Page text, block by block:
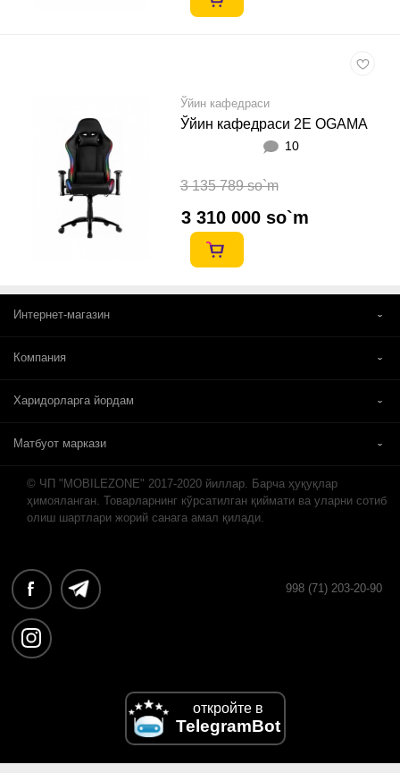
Ўйин кафедраси
Ўйин кафедраси 2E OGAMA
10
3 135 789 so`m
3 310 000 so`m
Интернет-магазин
Компания
Харидорларга йордам
Матбуот маркази
© ЧП "MOBILEZONE" 2017-2020 йиллар. Барча ҳуқуқлар
ҳимояланган. Товарларнинг кўрсатилган қиймати ва уларни сотиб
олиш шартлари жорий санага амал қилади.
998 (71) 203-20-90
откройте в
TelegramBot